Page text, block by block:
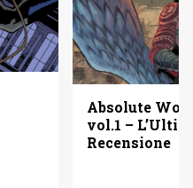
Absolute
vol.1 –
Recensione